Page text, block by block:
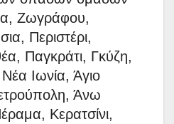
Ζωγράφου,
Περιστέρι,
Παγκράτι, Γκύζη,
Ιωνία, Άγιο
Άνω
Κερατσίνι,